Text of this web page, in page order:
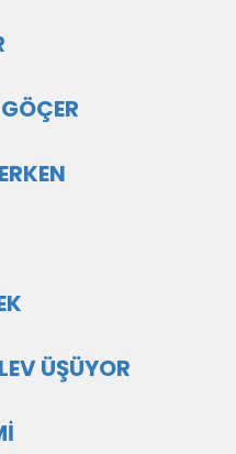
ÜŞÜYOR